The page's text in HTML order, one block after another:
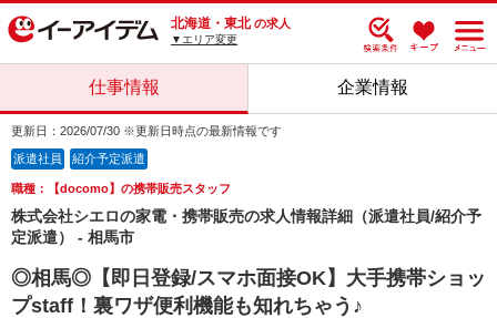
北海道・東北 の求人
▼エリア変更
仕事情報 企業情報
更新日：2026/07/30 ※更新日時点の最新情報です
派遣社員 紹介予定派遣
職種：【docomo】の携帯販売スタッフ
株式会社シエロの家電・携帯販売の求人情報詳細（派遣社員/紹介予
定派遣） - 相馬市
◎相馬◎【即日登録/スマホ面接OK】大手携帯ショッ
プstaff！裏ワザ便利機能も知れちゃう♪